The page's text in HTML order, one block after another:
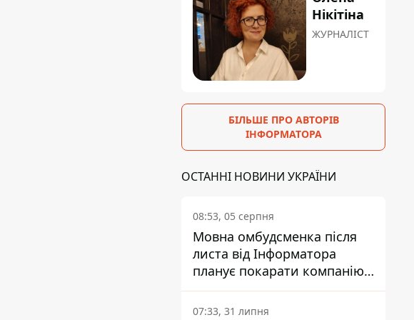
Нікітіна
ЖУРНАЛІСТ
БІЛЬШЕ ПРО АВТОРІВ
ІНФОРМАТОРА
ОСТАННІ НОВИНИ УКРАЇНИ
08:53, 05 серпня
Мовна омбудсменка після
листа від Інформатора
планує покарати компанію-
підрядника ПриватБанку
07:33, 31 липня